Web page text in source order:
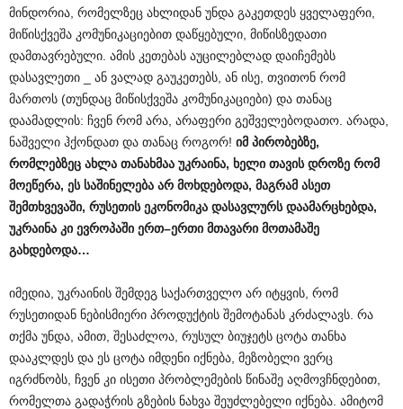
მინდორია, რომელზეც ახლიდან უნდა გაკეთდეს ყველაფერი,
მიწისქვეშა კომუნიკაციებით დაწყებული, მიწისზედათი
დამთავრებული. ამის კეთებას აუცილებლად დაიჩემებს
დასავლეთი _ ან ვალად გაუკეთებს, ან ისე, თვითონ რომ
მართოს (თუნდაც მიწისქვეშა კომუნიკაციები) და თანაც
დაამადლის: ჩვენ რომ არა, არაფერი გეშველებოდათო. არადა,
ნაშველი ჰქონდათ და თანაც როგორ! იმ პირობებზე,
რომლებზეც ახლა თანახმაა უკრაინა, ხელი თავის დროზე რომ
მოეწერა, ეს საშინელება არ მოხდებოდა, მაგრამ ასეთ
შემთხვევაში, რუსეთის ეკონომიკა დასავლურს დაამარცხებდა,
უკრაინა კი ევროპაში ერთ–ერთი მთავარი მოთამაშე
გახდებოდა…
იმედია, უკრაინის შემდეგ საქართველო არ იტყვის, რომ
რუსეთიდან ნებისმიერი პროდუქტის შემოტანას კრძალავს. რა
თქმა უნდა, ამით, შესაძლოა, რუსულ ბიუჯეტს ცოტა თანხა
დააკლდეს და ეს ცოტა იმდენი იქნება, მეზობელი ვერც
იგრძნობს, ჩვენ კი ისეთი პრობლემების წინაშე აღმოვჩნდებით,
რომელთა გადაჭრის გზების ნახვა შეუძლებელი იქნება. ამიტომ